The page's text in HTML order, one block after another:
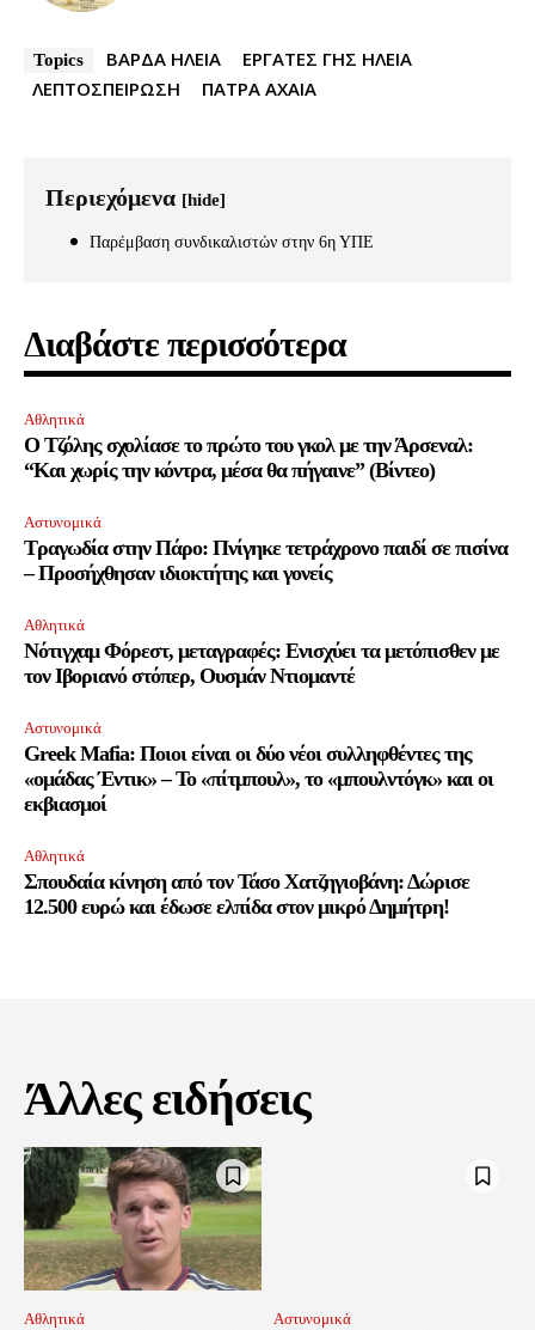
32,111 32,214
Topics ΒΑΡΔΑ ΗΛΕΙΑ
ΕΡΓΑΤΕΣ ΓΗΣ ΗΛΕΙΑ
ΛΕΠΤΟΣΠΕΙΡΩΣΗ
ΠΑΤΡΑ ΑΧΑΙΑ
Περιεχόμενα [hide]
Παρέμβαση συνδικαλιστών στην 6η ΥΠΕ
Διαβάστε περισσότερα
Αθλητικά
Ο Τζόλης σχολίασε το πρώτο του γκολ με την Άρσεναλ:
“Και χωρίς την κόντρα, μέσα θα πήγαινε” (Βίντεο)
Αστυνομικά
Τραγωδία στην Πάρο: Πνίγηκε τετράχρονο παιδί σε πισίνα
– Προσήχθησαν ιδιοκτήτης και γονείς
Αθλητικά
Νότιγχαμ Φόρεστ, μεταγραφές: Ενισχύει τα μετόπισθεν με
τον Ιβοριανό στόπερ, Ουσμάν Ντιομαντέ
Αστυνομικά
Greek Mafia: Ποιοι είναι οι δύο νέοι συλληφθέντες της
«ομάδας Έντικ» – Το «πίτμπουλ», το «μπουλντόγκ» και οι
εκβιασμοί
Αθλητικά
Σπουδαία κίνηση από τον Τάσο Χατζηγιοβάνη: Δώρισε
12.500 ευρώ και έδωσε ελπίδα στον μικρό Δημήτρη!
Άλλες ειδήσεις
Αθλητικά Αστυνομικά